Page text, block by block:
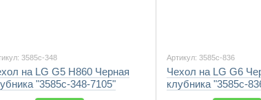
3585c-348
на LG G5 H860 Черная
"3585c-348-7105"
Артикул: 3585c-836
Чехол на LG G6
клубника "3585c-